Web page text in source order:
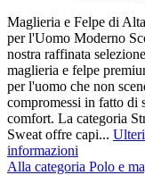
Maglieria e Felpe di
per l'Uomo Moderno
nostra raffinata
maglieria e felpe
per l'uomo che non
compromessi in fatto di
comfort. La categoria
Sweat offre capi...
informazioni
Alla categoria Polo e